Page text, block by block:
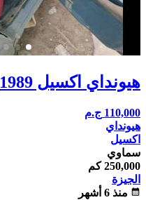
هيونداي اكسيل 1989
110,000 ج.م
هيونداي
اكسيل
سماوي
250,000 كم
الجيزة
calendar_month منذ 6 أشهر